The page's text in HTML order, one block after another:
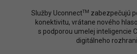
Služby UconnectTM zabezpečujú
konektivitu, vrátane nového
s podporou umelej inteligencie
digitálneho